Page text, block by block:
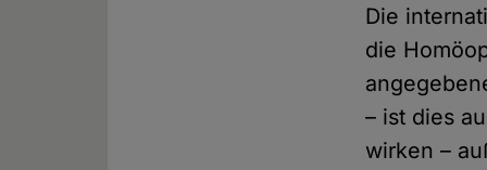
Die
die
– ist dies
wirken –